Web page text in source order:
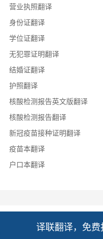
营业执照翻译
身份证翻译
学位证翻译
无犯罪证明翻译
结婚证翻译
护照翻译
核酸检测报告英文版翻译
核酸检测报告翻译
新冠疫苗接种证明翻译
疫苗本翻译
户口本翻译
译联翻译，免